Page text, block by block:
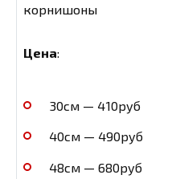
корнишоны
Цена:
30см — 410руб
40см — 490руб
48см — 680руб